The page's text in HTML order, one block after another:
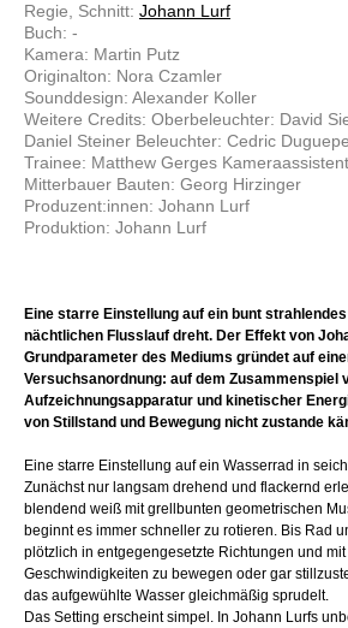
Regie, Schnitt: Johann Lurf
Buch: -
Kamera: Martin Putz
Originalton: Nora Czamler
Sounddesign: Alexander Koller
Weitere Credits: Oberbeleuchter: David
Daniel Steiner Beleuchter: Cedric
Trainee: Matthew Gerges
Mitterbauer Bauten: Georg Hirzinger
Produzent:innen: Johann Lurf
Produktion: Johann Lurf
Eine starre Einstellung auf ein bunt
nächtlichen Flusslauf dreht. Der Effekt von
Grundparameter des Mediums gründet auf
Versuchsanordnung: auf dem Zusammenspiel
Aufzeichnungsapparatur und kinetischer
von Stillstand und Bewegung nicht zustande
Eine starre Einstellung auf ein Wasserrad in
Zunächst nur langsam drehend und flackernd
blendend weiß mit grellbunten geometrischen
beginnt es immer schneller zu rotieren. Bis Rad
plötzlich in entgegengesetzte Richtungen und
Geschwindigkeiten zu bewegen oder gar
das aufgewühlte Wasser gleichmäßig sprudelt.
Das Setting erscheint simpel. In Johann Lurfs